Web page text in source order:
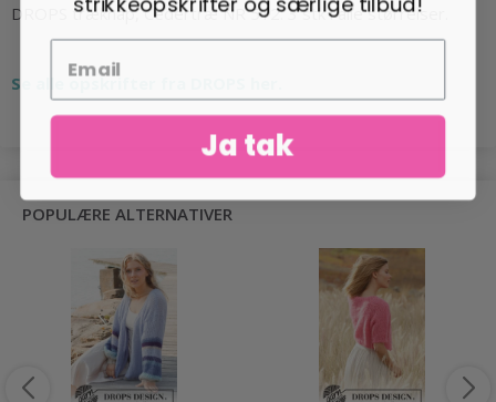
DROPS træknap, Cedertræ NR 512: 3 stk i alle størrelser.
Se alle opskrifter fra DROPS her.
POPULÆRE ALTERNATIVER
Ja tak